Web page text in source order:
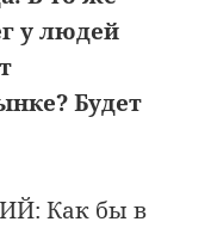
у людей
Будет
Как бы в